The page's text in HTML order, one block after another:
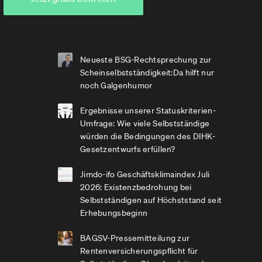
Neueste BSG-Rechtsprechung zur
Scheinselbstständigkeit:Da hilft nur
noch Galgenhumor
Ergebnisse unserer Statuskriterien-
Umfrage: Wie viele Selbstständige
würden die Bedingungen des DIHK-
Gesetzentwurfs erfüllen?
Jimdo-ifo Geschäftsklimaindex Juli
2026: Existenzbedrohung bei
Selbstständigen auf Höchststand seit
Erhebungsbeginn
BAGSV-Pressemitteilung zur
Rentenversicherungspflicht für